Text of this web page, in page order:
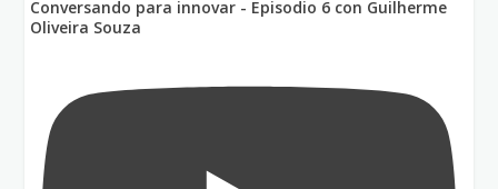
Conversando para innovar - Episodio 6 con Guilherme
Oliveira Souza